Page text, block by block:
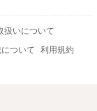
扱いについて
ついて
利用規約